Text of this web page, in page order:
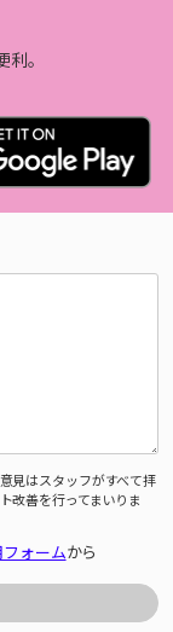
。
見はスタッフがすべて拝
改善を行ってまいりま
ォームから